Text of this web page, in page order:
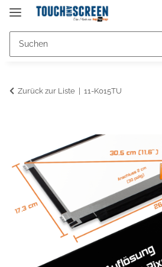
Zurück zur Liste 11-K015TU